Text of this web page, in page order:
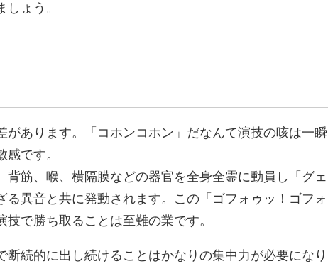
ょう。
あります。「コホンコホン」だなんて演技の咳は一瞬
です。
筋、喉、横隔膜などの器官を全身全霊に動員し「グェ
異音と共に発動されます。この「ゴフォゥッ！ゴフォ
で勝ち取ることは至難の業です。
続的に出し続けることはかなりの集中力が必要になり